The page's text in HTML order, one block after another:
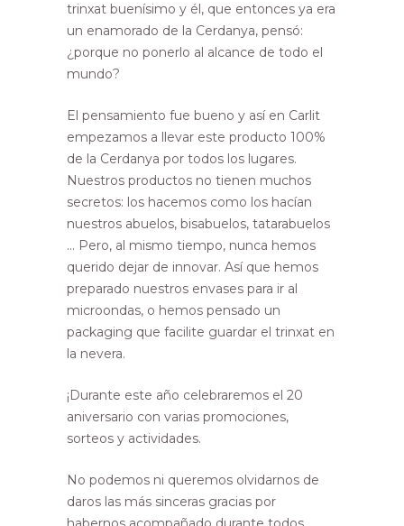
trinxat buenísimo y él, que entonces ya era
un enamorado de la Cerdanya, pensó:
¿porque no ponerlo al alcance de todo el
mundo?
El pensamiento fue bueno y así en Carlit
empezamos a llevar este producto 100%
de la Cerdanya por todos los lugares.
Nuestros productos no tienen muchos
secretos: los hacemos como los hacían
nuestros abuelos, bisabuelos, tatarabuelos
… Pero, al mismo tiempo, nunca hemos
querido dejar de innovar. Así que hemos
preparado nuestros envases para ir al
microondas, o hemos pensado un
packaging que facilite guardar el trinxat en
la nevera.
¡Durante este año celebraremos el 20
aniversario con varias promociones,
sorteos y actividades.
No podemos ni queremos olvidarnos de
daros las más sinceras gracias por